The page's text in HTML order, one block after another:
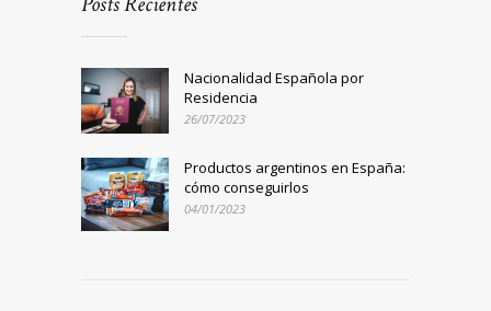
Nacionalidad Española por
Residencia
26/07/2023
Productos argentinos en España:
cómo conseguirlos
04/01/2023